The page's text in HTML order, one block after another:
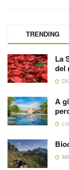
TRENDING
La
del
A